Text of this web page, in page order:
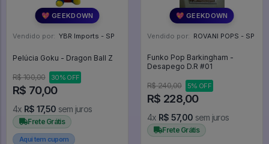
💖 GEEKDOWN
Vendido por: YBR Imports - SP
Pelúcia Goku - Dragon Ball Z
R$ 100,00 30% OFF
R$ 70,00
4x R$ 17,50 sem juros
Frete Grátis
Aqui tem cupom
💖 GEEKDOWN
Vendido por: ROVANI POPS - SP
Funko Pop Barkingham -
Desapego D.R #01
R$ 240,00 5% OFF
R$ 228,00
4x R$ 57,00 sem juros
Frete Grátis